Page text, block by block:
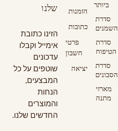
ביותר
סדרת
השמנים
סדרת
הטיפוח
סדרת
הסבונים
מארזי
מתנה
הזמנות
כתובות
פרטי
חשבון
יציאה
שלנו
הזינו כתובת
אימייל וקבלו
עדכונים
שוטפים על כל
המבצעים,
הנחות
והמוצרים
החדשים שלנו.